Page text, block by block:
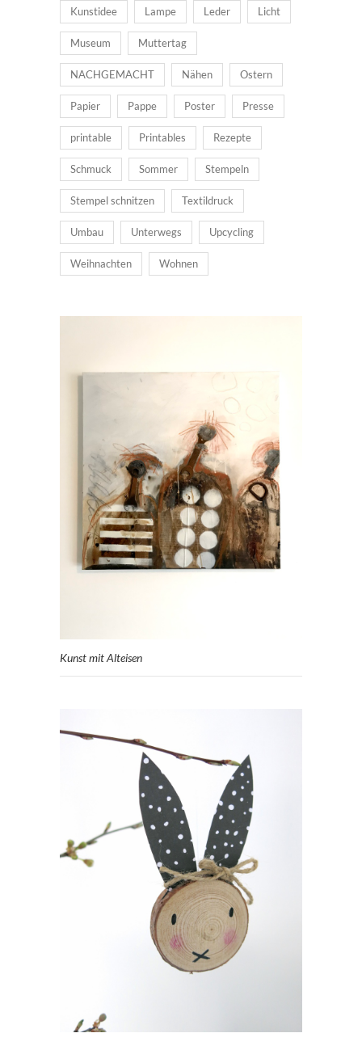
Kunstidee Lampe Leder Licht
Museum Muttertag
NACHGEMACHT Nähen Ostern
Papier Pappe Poster Presse
printable Printables Rezepte
Schmuck Sommer Stempeln
Stempel schnitzen Textildruck
Umbau Unterwegs Upcycling
Weihnachten Wohnen
Kunst mit Alteisen